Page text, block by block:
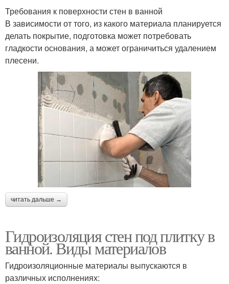
Требования к поверхности стен в ванной
В зависимости от того, из какого материала планируется
делать покрытие, подготовка может потребовать
гладкости основания, а может ограничиться удалением
плесени.
читать дальше →
Гидроизоляция стен под плитку в
ванной. Виды материалов
Гидроизоляционные материалы выпускаются в
различных исполнениях: